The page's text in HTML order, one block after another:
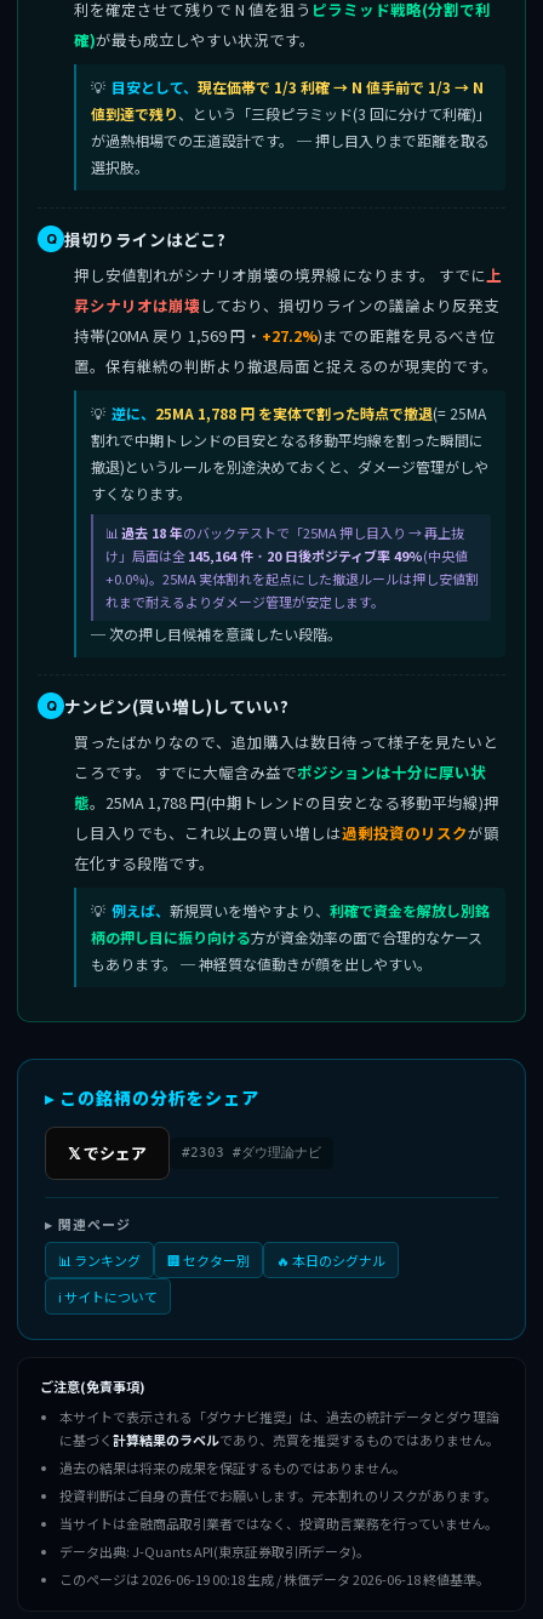
利を確定させて残りで N 値を狙う ピラミッド戦略(分割で利
確)が最も成立しやすい状況です。
目安として、 現在価帯で 1/3 利確 → N 値手前で 1/3 → N
値到達で残り、という「三段ピラミッド(3 回に分けて利確)」
が過熱相場での王道設計です。 ─ 押し目入りまで距離を取る
選択肢。
損切りラインはどこ?
押し安値割れがシナリオ崩壊の境界線になります。 すでに上
昇シナリオは崩壊 しており、損切りラインの議論より反発支
持帯(20MA 戻り 1,569 円・ +27.2%)までの距離を見るべき位
置。保有継続の判断より撤退局面と捉えるのが現実的です。
逆に、 25MA 1,788 円 を実体で割った時点で撤退(= 25MA
割れで中期トレンドの目安となる移動平均線を割った瞬間に
撤退)というルールを別途決めておくと、ダメージ管理がしや
すくなります。
過去 18 年のバックテストで「25MA 押し目入り → 再上抜
け」局面は全145,164 件 ・ 20 日後ポジティブ率 49%(中央値
+0.0%)。25MA 実体割れを起点にした撤退ルールは押し安値割
れまで耐えるよりダメージ管理が安定します。
─ 次の押し目候補を意識したい段階。
ナンピン(買い増し)していい?
買ったばかりなので、追加購入は数日待って様子を見たいと
ころです。 すでに大幅含み益でポジションは十分に厚い状
態。25MA 1,788 円(中期トレンドの目安となる移動平均線)押
し目入りでも、これ以上の買い増しは過剰投資のリスクが顕
在化する段階です。
例えば、 新規買いを増やすより、 利確で資金を解放し別銘
柄の押し目に振り向ける方が資金効率の面で合理的なケース
もあります。 ─ 神経質な値動きが顔を出しやすい。
▸ この銘柄の分析をシェア
𝕏 でシェア #2303 #ダウ理論ナビ
▸ 関連ページ
📊 ランキング
🏢 セクター別
🔥 本日のシグナル
ℹ️ サイトについて
ご注意(免責事項)
本サイトで表示される「ダウナビ推奨」は、過去の統計データとダウ理論
に基づく計算結果のラベルであり、売買を推奨するものではありません。
過去の結果は将来の成果を保証するものではありません。
投資判断はご自身の責任でお願いします。元本割れのリスクがあります。
当サイトは金融商品取引業者ではなく、投資助言業務を行っていません。
データ出典: J-Quants API(東京証券取引所データ)。
このページは 2026-06-19 00:18 生成 / 株価データ 2026-06-18 終値基準。